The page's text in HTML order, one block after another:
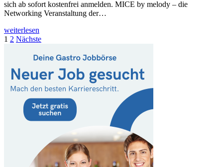
sich ab sofort kostenfrei anmelden. MICE by melody – die
Networking Veranstaltung der…
weiterlesen
Seitennummerierung
Beiträge
1 2 Nächste